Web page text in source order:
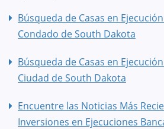
Búsqueda de Casas en
Condado de South Dakota
Búsqueda de Casas en
Ciudad de South Dakota
Encuentre las Noticias Más
Inversiones en Ejecuciones